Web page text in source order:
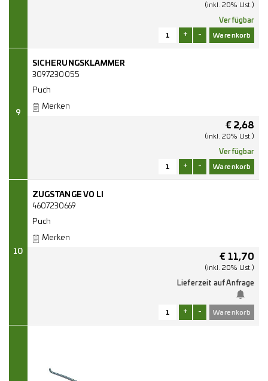
(inkl. 20% Ust.)
Verfügbar
+ -
9
SICHERUNGSKLAMMER
3097230055
Puch
Merken
€ 2,68
(inkl. 20% Ust.)
Verfügbar
+ -
10
ZUGSTANGE VO LI
4607230669
Puch
Merken
€ 11,70
(inkl. 20% Ust.)
Lieferzeit auf Anfrage
+ -